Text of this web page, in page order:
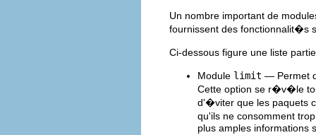
Un nombre important de
fournissent des fonctionnalit�s
Ci-dessous figure une liste
Module limit — Permet
Cette option se r�v�le
d'�viter que les paquets
qu'ils ne consomment
plus amples informations